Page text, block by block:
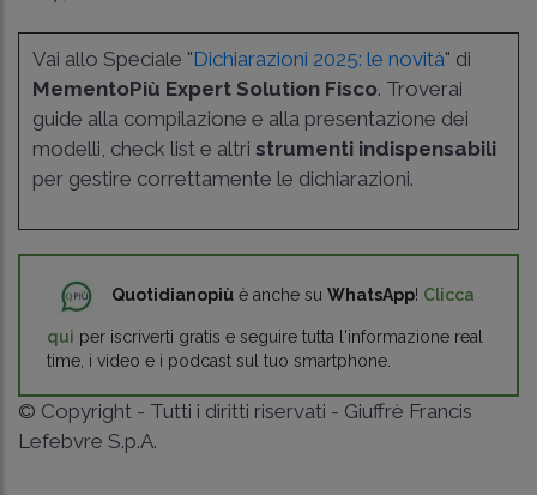
Vai allo Speciale "Dichiarazioni 2025: le novità" di
MementoPiù Expert Solution Fisco. Troverai
guide alla compilazione e alla presentazione dei
modelli, check list e altri strumenti indispensabili
per gestire correttamente le dichiarazioni.
Quotidianopiù è anche su WhatsApp! Clicca
qui per iscriverti gratis e seguire tutta l'informazione real
time, i video e i podcast sul tuo smartphone.
© Copyright - Tutti i diritti riservati - Giuffrè Francis
Lefebvre S.p.A.